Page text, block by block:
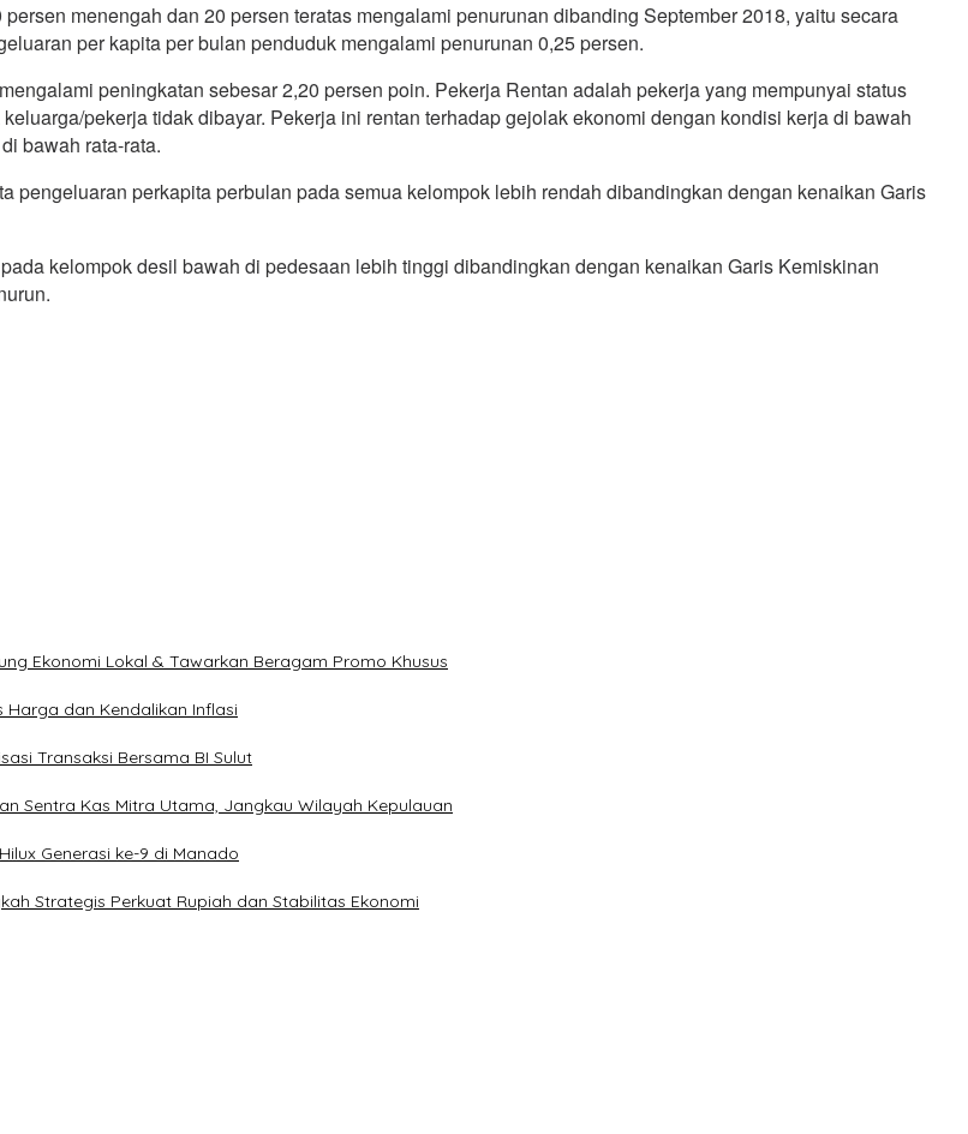
menengah dan 20 persen teratas mengalami penurunan dibanding September 2018, yaitu secara
per kapita per bulan penduduk mengalami penurunan 0,25 persen.
peningkatan sebesar 2,20 persen poin. Pekerja Rentan adalah pekerja yang mempunyai status
pekerja tidak dibayar. Pekerja ini rentan terhadap gejolak ekonomi dengan kondisi kerja di bawah
bawah rata-rata.
pengeluaran perkapita perbulan pada semua kelompok lebih rendah dibandingkan dengan kenaikan Garis
kelompok desil bawah di pedesaan lebih tinggi dibandingkan dengan kenaikan Garis Kemiskinan
Ekonomi Lokal & Tawarkan Beragam Promo Khusus
dan Kendalikan Inflasi
Transaksi Bersama BI Sulut
Sentra Kas Mitra Utama, Jangkau Wilayah Kepulauan
Generasi ke-9 di Manado
Strategis Perkuat Rupiah dan Stabilitas Ekonomi